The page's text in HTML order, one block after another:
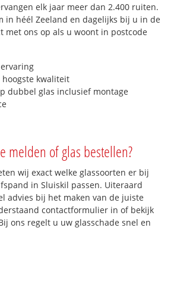
elk jaar meer dan 2.400 ruiten.
in héél Zeeland en dagelijks bij u in de
met ons op als u woont in postcode
kwaliteit
dubbel glas inclusief montage
melden of glas bestellen?
wij exact welke glassoorten er bij
in Sluiskil passen. Uiteraard
advies bij het maken van de juiste
contactformulier in of bekijk
ons regelt u uw glasschade snel en